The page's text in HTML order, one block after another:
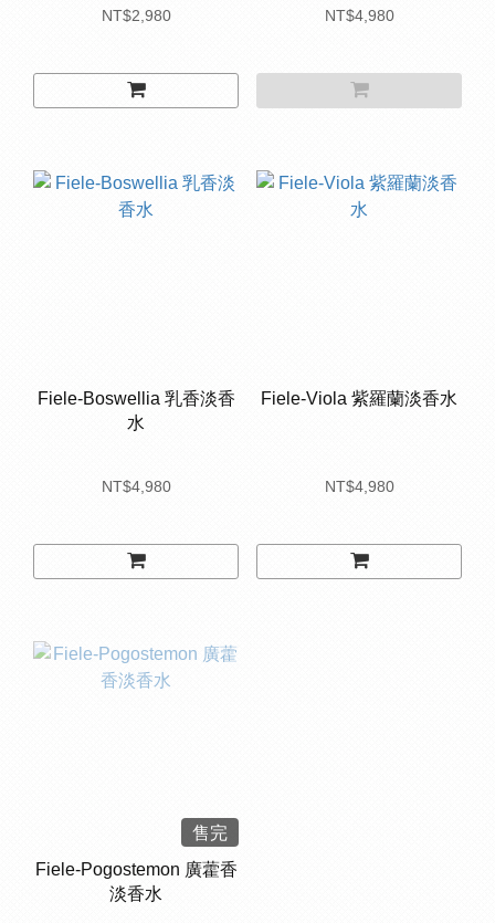
NT$2,980 NT$4,980
Fiele-Boswellia 乳香淡香
水
NT$4,980
Fiele-Viola 紫羅蘭淡香水
NT$4,980
售完
Fiele-Pogostemon 廣藿香
淡香水